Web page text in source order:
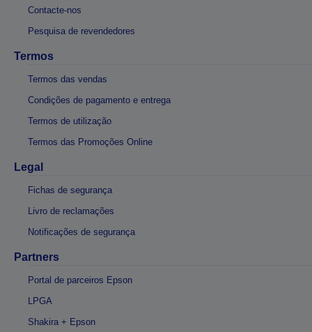
Contacte-nos
Pesquisa de revendedores
Termos
Termos das vendas
Condições de pagamento e entrega
Termos de utilização
Termos das Promoções Online
Legal
Fichas de segurança
Livro de reclamações
Notificações de segurança
Partners
Portal de parceiros Epson
LPGA
Shakira + Epson